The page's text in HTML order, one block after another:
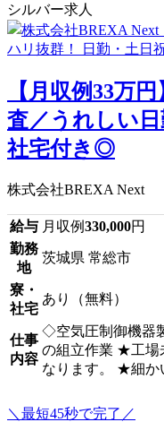
シルバー求人
【月収例33万
査／うれしい
社宅付き◎
株式会社BREXA Next
給与 月収例330,000円
勤務
地
茨城県 常総市
寮・
社宅
あり（無料）
仕事
内容
◇空気圧制御機器
の組立作業 ★工場
なります。 ★細か
＼最短45秒で完了／